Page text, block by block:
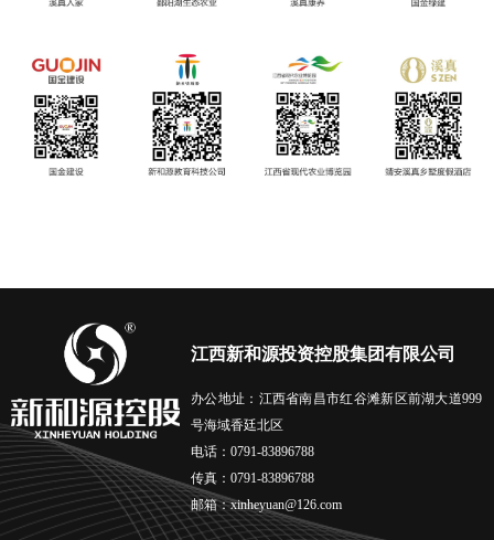
江西新和源投资控股集团有限公司
办公地址：江西省南昌市红谷滩新区前湖大道999
号海域香廷北区
电话：0791-83896788
传真：0791-83896788
邮箱：xinheyuan@126.com